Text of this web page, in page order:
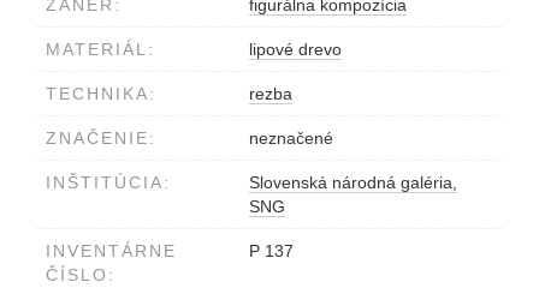
ŽÁNER: figurálna kompozícia
MATERIÁL: lipové drevo
TECHNIKA: rezba
ZNAČENIE: neznačené
INŠTITÚCIA:
Slovenská národná galéria,
SNG
INVENTÁRNE
ČÍSLO:
P 137